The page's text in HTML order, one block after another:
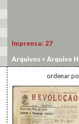
Imprensa: 27
Arquivos >Arquivo
>Jornal Revolução>
ordenar